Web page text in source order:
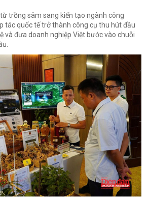
trồng sâm sang kiến tạo ngành công
tác quốc tế trở thành công cụ thu hút đầu
và đưa doanh nghiệp Việt bước vào chuỗi